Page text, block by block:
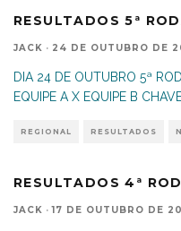
RESULTADOS 5ª
JACK · 24 DE OUTUBRO DE
DIA 24 DE OUTUBRO 5ª
EQUIPE A X EQUIPE B
REGIONAL RESULTADOS
RESULTADOS 4ª
JACK · 17 DE OUTUBRO DE